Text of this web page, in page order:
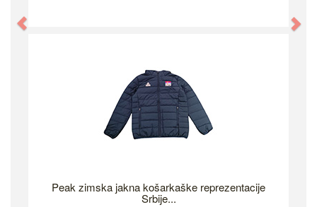
Peak zimska jakna košarkaške reprezentacije
Srbije...